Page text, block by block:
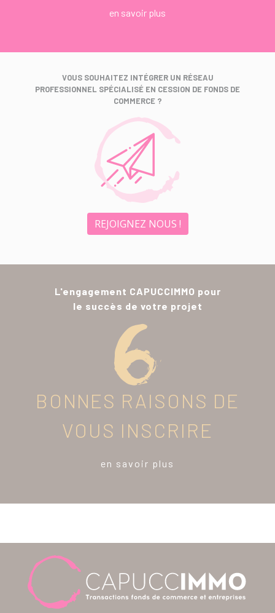
en savoir plus
VOUS SOUHAITEZ INTÉGRER UN RÉSEAU
PROFESSIONNEL SPÉCIALISÉ EN CESSION DE FONDS DE
COMMERCE ?
REJOIGNEZ NOUS !
L'engagement CAPUCCIMMO pour
le succès de votre projet
BONNES RAISONS DE
VOUS INSCRIRE
en savoir plus